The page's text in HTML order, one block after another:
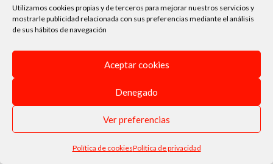
Utilizamos cookies propias y de terceros para mejorar nuestros servicios y
mostrarle publicidad relacionada con sus preferencias mediante el análisis
de sus hábitos de navegación
Aceptar cookies
Denegado
Ver preferencias
Política de cookiesPolítica de privacidad
Acepto lapolítica de privacidad